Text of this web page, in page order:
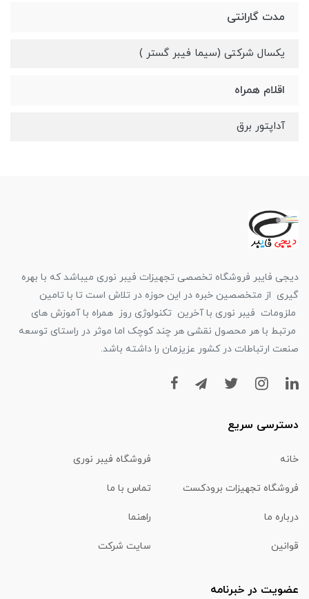
مدت گارانتی
یکسال شرکتی (سیما فیبر گستر )
اقلام همراه
آداپتور برق
دیجی فایبر فروشگاه تخصصی تجهیزات فیبر نوری میباشد که با بهره
گیری از متخصصین خبره در این حوزه در تلاش است تا با تامین
ملزومات فیبر نوری با آخرین تکنولوژی روز همراه با آموزش های
مرتبط با هر محصول نقشی هر چند کوچک اما موثر در راستای توسعه
صنعت ارتباطات در کشور عزیزمان را داشته باشد.
دسترسی سریع
خانه فروشگاه فیبر نوری
فروشگاه تجهیزات برودکست تماس با ما
درباره ما راهنما
قوانین سایت شرکت
عضویت در خبرنامه